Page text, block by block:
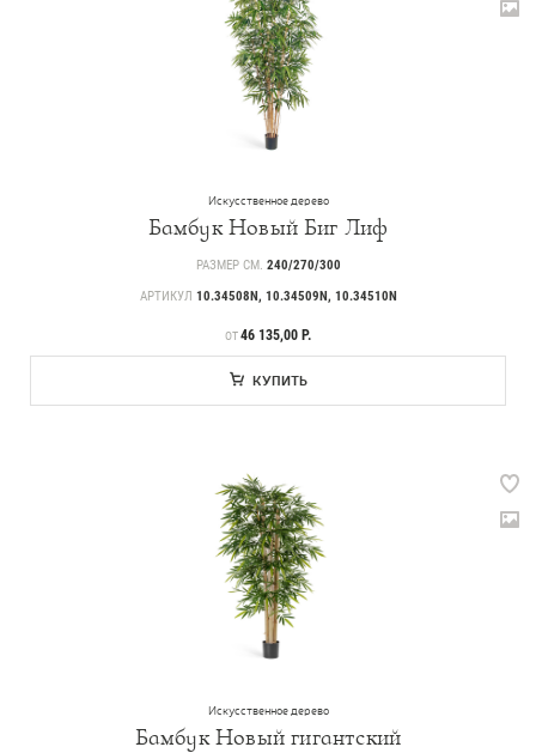
Искусственное дерево
Бамбук Новый Биг Лиф
РАЗМЕР СМ. 240/270/300
АРТИКУЛ 10.34508N, 10.34509N, 10.34510N
ЦЕНА
ОТ46 135,00 Р.
КУПИТЬ
Искусственное дерево
Бамбук Новый гигантский